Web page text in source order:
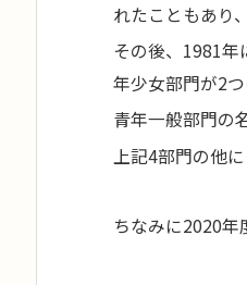
れたこともあり
その後、1981年
年少女部門が2
青年一般部門の
上記4部門の他に
ちなみに2020年